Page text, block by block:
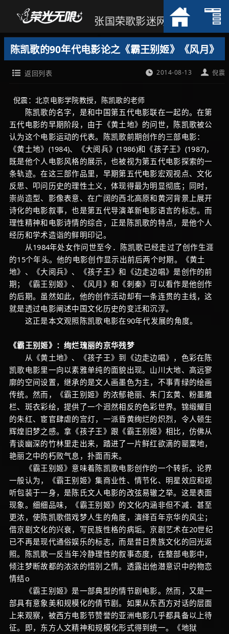
张国荣歌影迷网
陈凯歌的90年代电影论之《霸王别姬》《风月》
倪震
2014-08-13
返回列表
倪震：北京电影学院教授，陈凯歌的老师
陈凯歌的名字，是和中国第五代电影联在一起的。在第
五代电影的早期阶段，由于《黄土地》的问世，陈凯歌被公
认为这个电影运动的代表。陈凯歌前期创作的三部电影：
《黄土地》(1984)、《大阅兵》(1986)和《孩子王》(1987)，
既是他个人电影风格的展示，也被视为第五代电影探索的一
条轨迹。在这三部作品里，早期第五代电影宏观视点、文化
反思、叩问历史的理性土义，体现得最为明显彻底；同时，
崇尚造型、影像表意、在广阔的西北高原和黄河背景上展开
诗化的电影叙事，也是第五代导演革新电影语言的标志。而
理性精神和电影诗情的综合，正是陈凯歌的特点，是他个人
经历和学术造诣的鲜明印记。
从1984年处女作问世至今．陈凯歌已经走过了创作生涯
的15个年头。他的电影创作显示出前后两个时期。《黄土
地》、《大阅兵》、《孩子王》和《边走边唱》是创作的前
期；《霸王别姬》、《风月》和《刺秦》可以看作是他创作
的后期。虽然如此，他的创作活动却有一条连贯的主线，这
就是透过电影阐述中国文化历史的变迁和沉浮。
这正是本文观照陈凯歌电影在90年代发展的角度。
《霸王别姬》：绚烂瑰丽的京华残梦
从《黄土地》、《孩子王》到《边走边唱》，色彩在陈
凯歌电影里一向以素雅单纯的面貌出现。山川大地、高远寥
廓的空间设置，继承的是文人画墨色为主，不事青绿的绘画
传统。然而，《霸王别姬》的浓郁艳丽、朱门玄黄、粉墨雕
栏、斑衣彩绘，提供了一个迥然相反的色彩世界。锦缎耀目
的朱红、宦官肆虐的宫灯，一派昏黄绚烂的炽烈，令人顿生
辉煌旧梦之感。拿《孩子王》跟《霸王别姬》相比，仿佛从
青谈幽深的竹林里走出来，踏进了一片鲜红欲滴的罂粟地，
艳丽之中的朽败气息，扑面而来。
《霸王别姬》意味着陈凯歌电影创作的一个转折。论界
一般认为，《霸王别姬》集商业性、情节化、明星效应和视
听包装于一身，是陈氏文人电影的改弦易辙之举。这是表面
现象。细细品味，《霸王别姬》的文化内涵非但不减．甚至
更浓，使陈凯歌借戏梦人生的角度，演绎百年京华的风尘；
借京剧文化的兴衰，写民族性格的病垢。京剧艺术在20世纪
已不再是现代通俗娱乐的标志，而是昔日贵族文化的回光返
照。陈凯歌一反当年冷静理性的叙事态度，在整部电影中，
倾注梦断故都的浓浓的惜别之情。透露出他潜意识中的物恋
情结o
《霸王别姬》是一部典型的情节剧电影。然而，又是一
部具有意象美和规模化的倩节剧。如果从东西方对话的层面
上来观察，被西方电影节赞誉的亚洲电影几乎都具备以上待
征。即，东方人文精神和规模化形式得到统一。《地狱